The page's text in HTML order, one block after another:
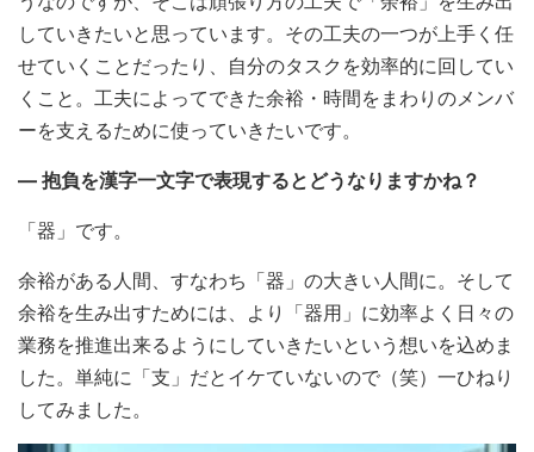
していきたいと思っています。その工夫の一つが上手く任
せていくことだったり、自分のタスクを効率的に回してい
くこと。工夫によってできた余裕・時間をまわりのメンバ
ーを支えるために使っていきたいです。
― 抱負を漢字一文字で表現するとどうなりますかね？
「器」です。
余裕がある人間、すなわち「器」の大きい人間に。そして
余裕を生み出すためには、より「器用」に効率よく日々の
業務を推進出来るようにしていきたいという想いを込めま
した。単純に「支」だとイケていないので（笑）一ひねり
してみました。